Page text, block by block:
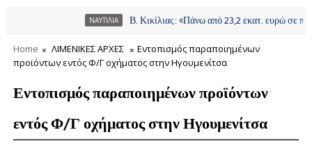
Β. Κικίλιας: «Πάνω από 23,2 εκατ. ευρώ σε
Home ΛΙΜΕΝΙΚΕΣ ΑΡΧΕΣ
Εντοπισμός παραποιημένων
προϊόντων εντός Φ/Γ οχήματος στην Ηγουμενίτσα
Εντοπισμός παραποιημένων προϊόντων
εντός Φ/Γ οχήματος στην Ηγουμενίτσα